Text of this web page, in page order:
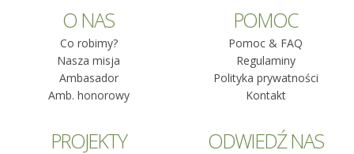
O NAS
Co robimy?
Nasza misja
Ambasador
Amb. honorowy
POMOC
Pomoc & FAQ
Regulaminy
Polityka prywatności
Kontakt
PROJEKTY ODWIEDŹ NAS